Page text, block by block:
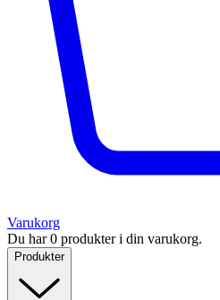
Varukorg
Du har 0 produkter i din varukorg.
Produkter